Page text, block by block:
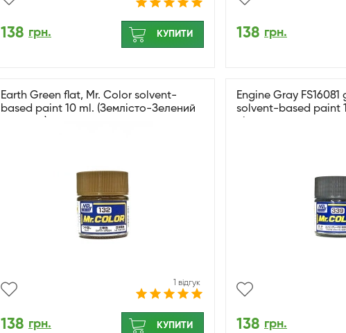
138 грн. КУПИТИ 138 грн.
Earth Green flat, Mr. Color solvent-
based paint 10 ml. (Землісто-Зелений
1 відгук
138 грн. КУПИТИ
Engine Gray
solvent-based paint
138 грн.